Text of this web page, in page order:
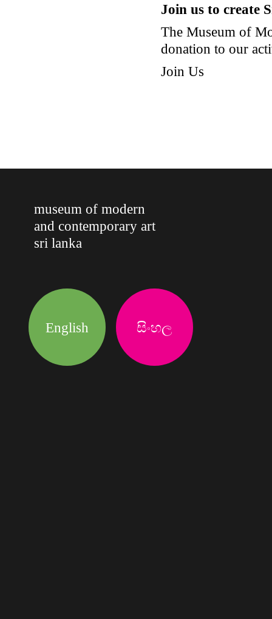
Join us to create
The Museum of
donation to our
Join Us
museum of modern
and contemporary art
sri lanka
English සිංහල